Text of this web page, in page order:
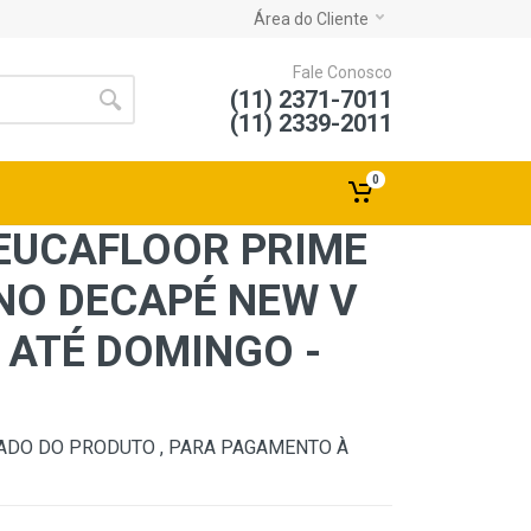
Área do Cliente
Fale Conosco
(11) 2371-7011
(11) 2339-2011
0
PRIME
DECAPÉ NEW V
DOMINGO -
DO PRODUTO , PARA PAGAMENTO À